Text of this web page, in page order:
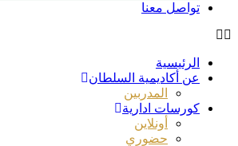
تواصل معنا
الرئيسية
عن أكاديمية السلطان
المدربين
كورسات ادارية
أونلاين
حضوري